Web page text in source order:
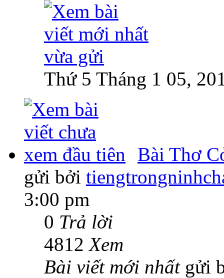
Thứ 5 Tháng 1 05,
Bài Thơ
gửi bởi
3:00 pm
0 Trả lời
4812Xem
Bài viết mới nhất gửi